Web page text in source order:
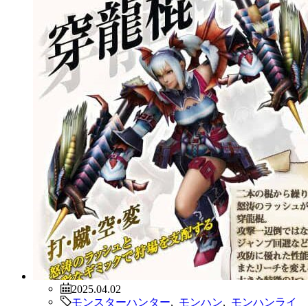
2025.04.02
モンスターハンター
モンハン
モンハンライ